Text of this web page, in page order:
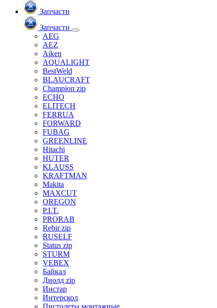
Запчасти
Запчасти
AEG
AEZ
Aiken
AQUALIGHT
BestWeld
BLAUCRAFT
Champion zip
ECHO
ELITECH
FERRUA
FORWARD
FUBAG
GREENLINE
Hitachi
HUTER
KLAUSS
KRAFTMAN
Makita
MAXCUT
OREGON
P.I.T.
PRORAB
Rebir zip
RUSELF
Status zip
STURM
VEBEX
Байкал
Диолд zip
Инстар
Интерскол
Пистолеты монтажные